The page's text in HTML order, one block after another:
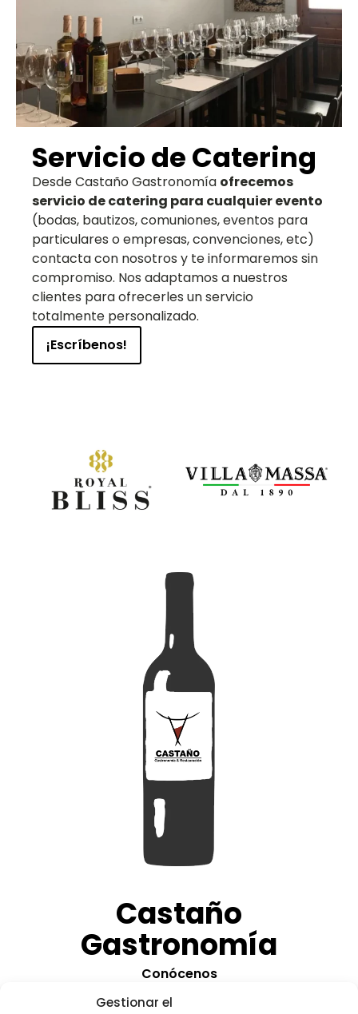
Gestionar el
Servicio de Catering
Desde Castaño Gastronomía ofrecemos
servicio de catering para cualquier evento
(bodas, bautizos, comuniones, eventos para
particulares o empresas, convenciones, etc)
contacta con nosotros y te informaremos sin
compromiso. Nos adaptamos a nuestros
clientes para ofrecerles un servicio
totalmente personalizado.
¡Escríbenos!
Castaño
Gastronomía
Conócenos
Restaurantes